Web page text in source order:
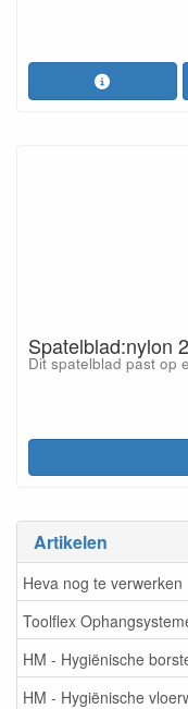
Artikelen
Heva nog te verwerken
Toolflex
HM - Hygiënische
HM - Hygiënische
Spatelblad:nylon
Dit spatelblad past op